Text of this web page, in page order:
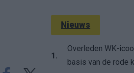
Nieuws
1.
Overleden WK-
basis van de rode